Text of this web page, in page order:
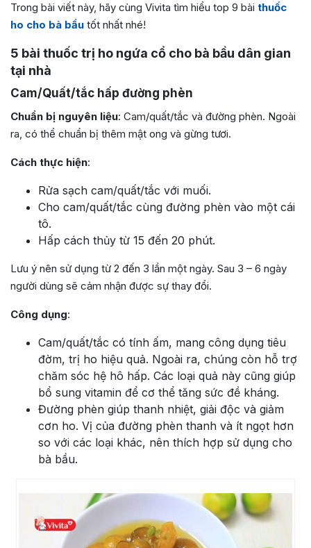
Trong bài viết này, hãy cùng Vivita tìm hiểu top 9 bài thuốc
ho cho bà bầu tốt nhất nhé!
5 bài thuốc trị ho ngứa cổ cho bà bầu dân gian
tại nhà
Cam/Quất/tắc hấp đường phèn
Chuẩn bị nguyên liệu: Cam/quất/tắc và đường phèn. Ngoài
ra, có thể chuẩn bị thêm mật ong và gừng tươi.
Cách thực hiện:
Rửa sạch cam/quất/tắc với muối.
Cho cam/quất/tắc cùng đường phèn vào một cái
tô.
Hấp cách thủy từ 15 đến 20 phút.
Lưu ý nên sử dụng từ 2 đến 3 lần một ngày. Sau 3 – 6 ngày
người dùng sẽ cảm nhận được sự thay đổi.
Công dụng:
Cam/quất/tắc có tính ấm, mang công dụng tiêu
đờm, trị ho hiệu quả. Ngoài ra, chúng còn hỗ trợ
chăm sóc hệ hô hấp. Các loại quả này cũng giúp
bổ sung vitamin để cơ thể tăng sức đề kháng.
Đường phèn giúp thanh nhiệt, giải độc và giảm
cơn ho. Vị của đường phèn thanh và ít ngọt hơn
so với các loại khác, nên thích hợp sử dụng cho
bà bầu.